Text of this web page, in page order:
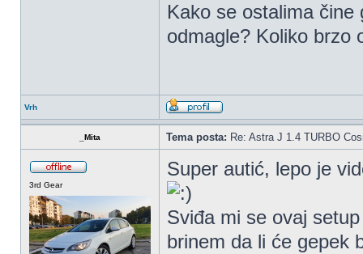
Kako se ostalima čine
odmagle? Koliko brzo
Vrh
_Mita Tema posta: Re: Astra J 1.4 TURBO
3rd Gear
Super autić, lepo je
Sviđa mi se ovaj
brinem da li će gepek